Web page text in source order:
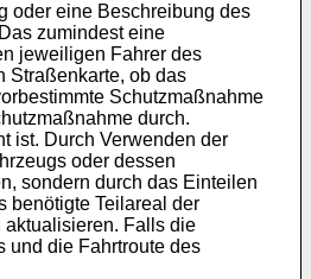
oder eine Beschreibung des
zumindest eine
jeweiligen Fahrer des
Straßenkarte, ob das
Schutzmaßnahme
durch.
ist. Durch Verwenden der
oder dessen
sondern durch das Einteilen
benötigte Teilareal der
aktualisieren. Falls die
und die Fahrtroute des